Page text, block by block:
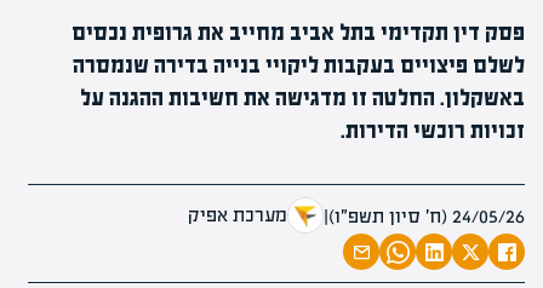
פסק דין תקדימי בתל אביב מחייב את גרופית נכסים
לשלם פיצויים בעקבות ליקויי בנייה בדירה שנמסרה
באשקלון. החלטה זו מדגישה את חשיבות ההגנה על
זכויות רוכשי הדירות.
24/05/26 (ח׳ סיון תשפ״ו) | מערכת אפיק